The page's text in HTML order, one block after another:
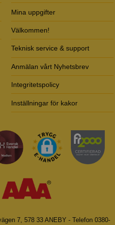
Mina uppgifter
Välkommen!
Teknisk service & support
Anmälan vårt Nyhetsbrev
Integritetspolicy
Inställningar för kakor
7, 578 33 ANEBY - Telefon 0380-